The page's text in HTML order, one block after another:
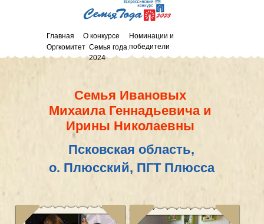
Главная О конкурсе
Номинации и
победители
Семья года.
2024
Оргкомитет
Ирины Николаевны
Псковская область,
о. Плюсский, ПГТ Плюсса